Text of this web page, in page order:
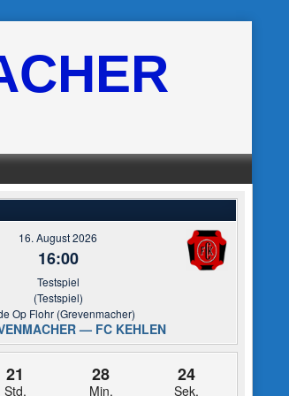
16. August 2026
16:00
Testspiel
(Testspiel)
Op Flohr (Grevenmacher)
— FC KEHLEN
21
Std.
28
Min.
24
Sek.